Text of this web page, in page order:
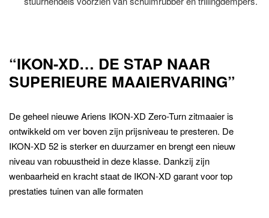
“IKON-XD… DE STAP NAAR
SUPERIEURE MAAIERVARING”
De geheel nieuwe Ariens IKON-XD Zero-Turn zitmaaier is
ontwikkeld om ver boven zijn prijsniveau te presteren. De
IKON-XD 52 is sterker en duurzamer en brengt een nieuw
niveau van robuustheid in deze klasse. Dankzij zijn
wenbaarheid en kracht staat de IKON-XD garant voor top
prestaties tuinen van alle formaten